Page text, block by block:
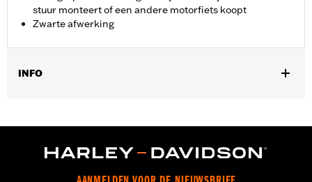
stuur monteert of een andere motorfiets koopt
Zwarte afwerking
INFO
FLTRXRRSE) en Trike modellen. '16-'17 Softail® modellen
vereisen aparte aanschaf van Elektrische verbindingsset P/N
72673-11. '14-'16 Touring en Trike modellen vereisen aparte